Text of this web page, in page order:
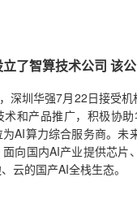
了智算技术公司 该
深圳华强7月22日接受
术和产品推广，积极协
AI算力综合服务商。
向国内AI产业提供芯
云的国产AI全栈生态。